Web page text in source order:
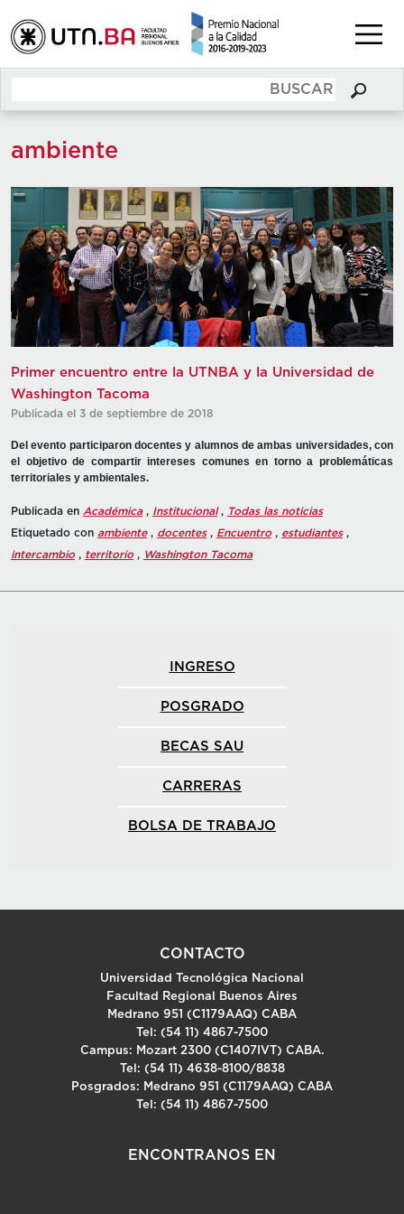
ambiente
Primer encuentro entre la UTNBA y la Universidad de
Washington Tacoma
Publicada el 3 de septiembre de 2018
Del evento participaron docentes y alumnos de ambas universidades, con
el objetivo de compartir intereses comunes en torno a problemáticas
territoriales y ambientales.
Publicada en Académica, Institucional, Todas las noticias
Etiquetado con ambiente, docentes, Encuentro, estudiantes,
intercambio, territorio, Washington Tacoma
INGRESO
POSGRADO
BECAS SAU
CARRERAS
BOLSA DE TRABAJO
CONTACTO
Universidad Tecnológica Nacional
Facultad Regional Buenos Aires
Medrano 951 (C1179AAQ) CABA
Tel: (54 11) 4867-7500
Campus: Mozart 2300 (C1407IVT) CABA.
Tel: (54 11) 4638-8100/8838
Posgrados: Medrano 951 (C1179AAQ) CABA
Tel: (54 11) 4867-7500
ENCONTRANOS EN